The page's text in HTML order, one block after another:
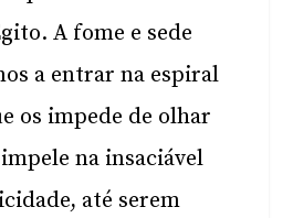
A fome e sede
a entrar na espiral
os impede de olhar
na insaciável
até serem